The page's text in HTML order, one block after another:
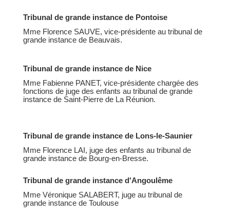
Tribunal de grande instance de Pontoise
Mme Florence SAUVE, vice-présidente au tribunal de
grande instance de Beauvais.
Tribunal de grande instance de Nice
Mme Fabienne PANET, vice-présidente chargée des
fonctions de juge des enfants au tribunal de grande
instance de Saint-Pierre de La Réunion.
Tribunal de grande instance de Lons-le-Saunier
Mme Florence LAI, juge des enfants au tribunal de
grande instance de Bourg-en-Bresse.
Tribunal de grande instance d'Angoulême
Mme Véronique SALABERT, juge au tribunal de
grande instance de Toulouse